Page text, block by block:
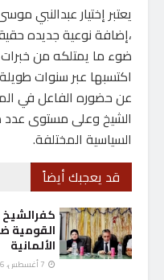
يعتبر إختيار عبدالنبي
،إضافة نوعية جديده
ضوء ما يمتلكه من
اكتسبها عبر سنوات
عن حضوره الفاعل في
الشيخ وعلى مستوى عدد
السياسية المختلفة.
قد يعجبك أيضاً
القومية
الألمانية